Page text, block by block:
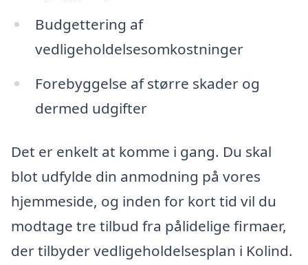
Budgettering af
vedligeholdelsesomkostninger
Forebyggelse af større skader og
dermed udgifter
Det er enkelt at komme i gang. Du skal
blot udfylde din anmodning på vores
hjemmeside, og inden for kort tid vil du
modtage tre tilbud fra pålidelige firmaer,
der tilbyder vedligeholdelsesplan i Kolind.